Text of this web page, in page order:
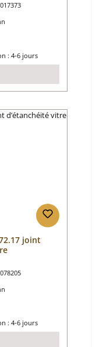
:
: 4-6 jours
joint
:
: 4-6 jours